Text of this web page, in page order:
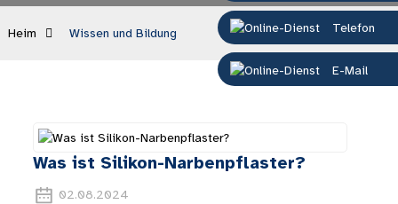
Telefon
E-Mail
Heim Wissen und Bildung
Was ist Silikon-Narbenpflaster?
02.08.2024